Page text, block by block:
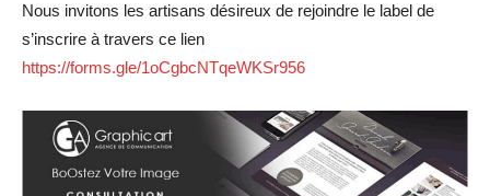
Nous invitons les artisans désireux de rejoindre le label de
s’inscrire à travers ce lien
https://forms.gle/1oCgbcNTqeWKSr956